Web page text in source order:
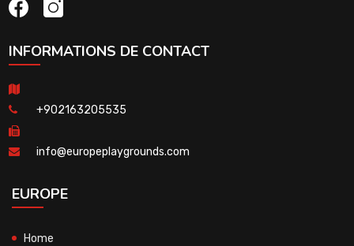
INFORMATIONS DE CONTACT
+902163205535
info@europeplaygrounds.com
EUROPE
Home